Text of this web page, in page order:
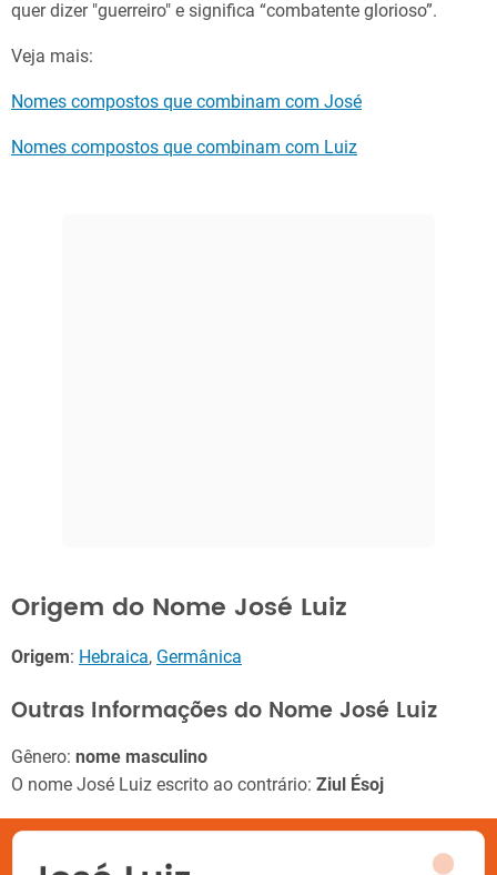
quer dizer "guerreiro" e significa “combatente glorioso”.
Veja mais:
Nomes compostos que combinam com José
Nomes compostos que combinam com Luiz
Origem do Nome José Luiz
Origem: Hebraica, Germânica
Outras Informações do Nome José Luiz
Gênero: nome masculino
O nome José Luiz escrito ao contrário: Ziul Ésoj